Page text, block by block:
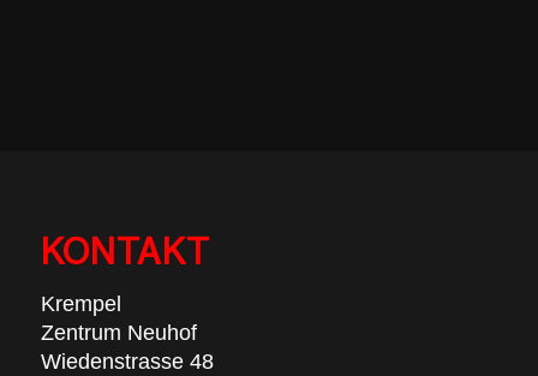
KONTAKT
Krempel
Zentrum Neuhof
Wiedenstrasse 48